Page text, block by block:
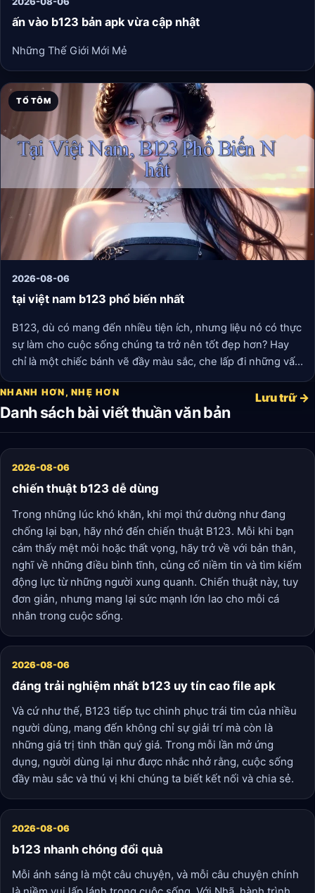
ấn vào b123 bản apk vừa cập nhật
Những Thế Giới Mới Mẻ
TỔ TÔM
2026-08-06
tại việt nam b123 phổ biến nhất
B123, dù có mang đến nhiều tiện ích, nhưng liệu nó có thực
sự làm cho cuộc sống chúng ta trở nên tốt đẹp hơn? Hay
chỉ là một chiếc bánh vẽ đầy màu sắc, che lấp đi những vấn
đề sâu xa hơn trong xã hội? Những câu hỏi này vẫn cần
được đặt ra và tiếp tục mổ xẻ trong thời gian tới.
NHANH HƠN, NHẸ HƠN
Danh sách bài viết thuần văn bản
Lưu trữ →
2026-08-06
chiến thuật b123 dễ dùng
Trong những lúc khó khăn, khi mọi thứ dường như đang
chống lại bạn, hãy nhớ đến chiến thuật B123. Mỗi khi bạn
cảm thấy mệt mỏi hoặc thất vọng, hãy trở về với bản thân,
nghĩ về những điều bình tĩnh, củng cố niềm tin và tìm kiếm
động lực từ những người xung quanh. Chiến thuật này, tuy
đơn giản, nhưng mang lại sức mạnh lớn lao cho mỗi cá
nhân trong cuộc sống.
2026-08-06
đáng trải nghiệm nhất b123 uy tín cao file apk
Và cứ như thế, B123 tiếp tục chinh phục trái tim của nhiều
người dùng, mang đến không chỉ sự giải trí mà còn là
những giá trị tinh thần quý giá. Trong mỗi lần mở ứng
dụng, người dùng lại như được nhắc nhở rằng, cuộc sống
đầy màu sắc và thú vị khi chúng ta biết kết nối và chia sẻ.
2026-08-06
b123 nhanh chóng đổi quà
Mỗi ánh sáng là một câu chuyện, và mỗi câu chuyện chính